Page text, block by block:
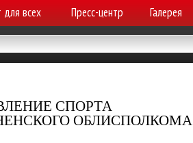
для всех Пресс-центр Галерея
СПОРТА
ОБЛИСПОЛКОМА